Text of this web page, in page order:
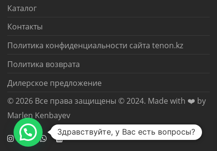
Каталог
Контакты
Политика конфиденциальности сайта tenon.kz
Политика возврата
Дилерское предложение
© 2026 Все права защищены © 2024. Made with ❤️ by
Marlen Kenbayev
Здравствуйте, у Вас есть вопросы?